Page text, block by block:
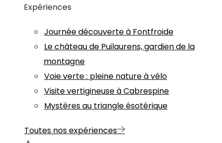
Expériences
Journée découverte à Fontfroide
Le château de Puilaurens, gardien de la
montagne
Voie verte : pleine nature à vélo
Visite vertigineuse à Cabrespine
Mystères au triangle ésotérique
Toutes nos expériences